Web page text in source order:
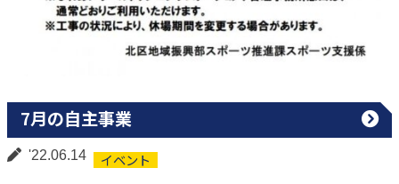
7月の自主事業
'22.06.14 イベント